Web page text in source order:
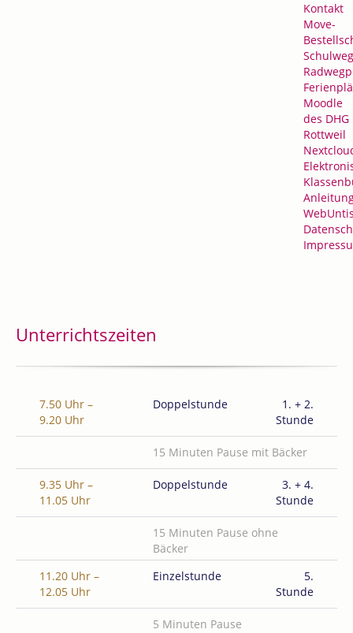
Kontakt
Move-
Moodle
des DHG
Rottweil
Unterrichtszeiten
7.50 Uhr –
9.20 Uhr
Doppelstunde
1. + 2.
Stunde
15 Minuten Pause mit Bäcker
9.35 Uhr –
11.05 Uhr
Doppelstunde
3. + 4.
Stunde
15 Minuten Pause ohne
Bäcker
11.20 Uhr –
12.05 Uhr
Einzelstunde
5.
Stunde
5 Minuten Pause